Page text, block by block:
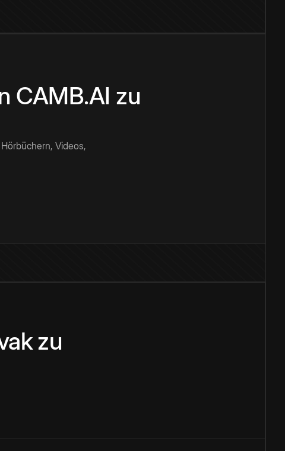
CAMB.AI zu
Videos,
zu